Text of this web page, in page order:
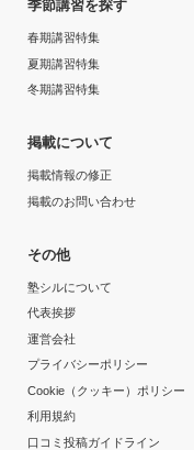
季節講習を探す
春期講習特集
夏期講習特集
冬期講習特集
掲載について
掲載情報の修正
掲載のお問い合わせ
その他
塾シルについて
代表挨拶
運営会社
プライバシーポリシー
Cookie（クッキー）ポリシー
利用規約
口コミ投稿ガイドライン